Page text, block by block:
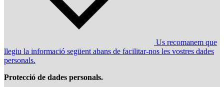
Us recomanem que
llegiu la informació següent abans de facilitar-nos les vostres dades
personals.
Protecció de dades personals.